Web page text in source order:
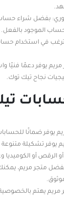
بفضل شراء
الموجود
ترغب في استخدام
مريم يوفر دعمًا
نجاح تيك توك.
يوفر ضمانًا
مريم يوفر تشكيلة
الرقص أو الكوميديا
بفضل متجر مريم،
مريم يهتم